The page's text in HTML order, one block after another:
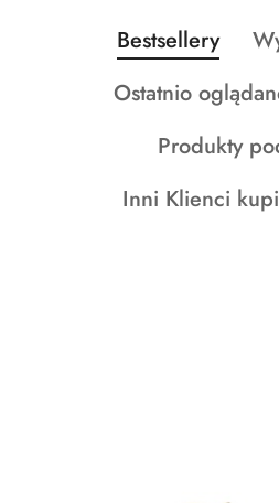
Pomiń karuzelę
Produkty
o
statusie:
Bestsellery
Produkty
statusie:
Ostatnio
Produkty
statusie:
Produkty
Produkty
Inni Klienci